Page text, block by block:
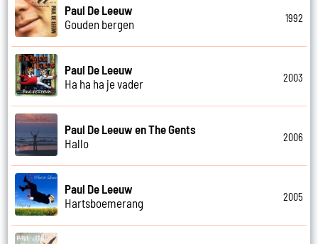
Paul De Leeuw
Gouden bergen
1992
Paul De Leeuw
Ha ha ha je vader
2003
Paul De Leeuw en The Gents
Hallo
2006
Paul De Leeuw
Hartsboemerang
2005